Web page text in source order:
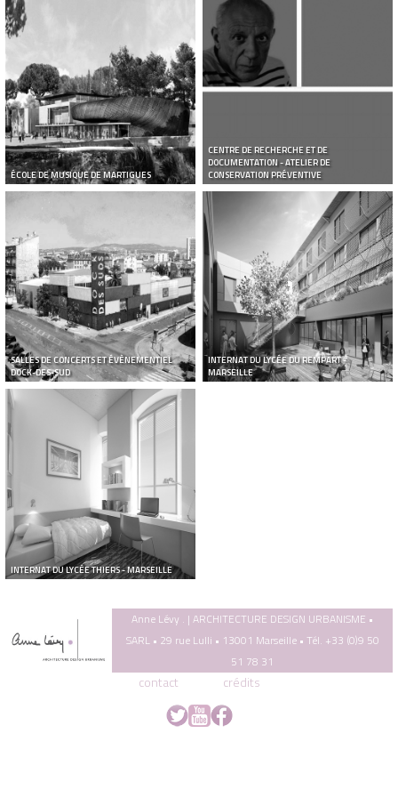
ÉCOLE DE MUSIQUE DE MARTIGUES
CENTRE DE RECHERCHE ET DE
DOCUMENTATION - ATELIER DE
CONSERVATION PRÉVENTIVE
SALLES DE CONCERTS ET ÉVÈNEMENTIEL
DOCK-DES-SUD
INTERNAT DU LYCÉE DU REMPART -
MARSEILLE
INTERNAT DU LYCÉE THIERS - MARSEILLE
Anne Lévy . | ARCHITECTURE DESIGN URBANISME •
SARL • 29 rue Lulli • 13001 Marseille • Tél. +33 (0)9 50
51 78 31
contact crédits